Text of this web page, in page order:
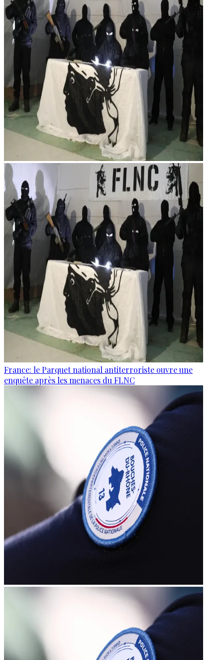
France: le Parquet national antiterroriste ouvre une
enquête après les menaces du FLNC